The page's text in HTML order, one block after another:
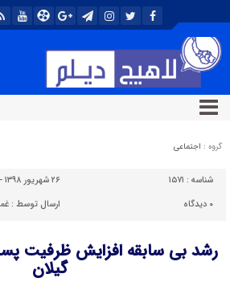
گروه : اجتماعی
شناسه : ۱۵۷۱
۲۶ شهریور ۱۳۹۸ - ۸:۱۴
۰ دیدگاه ارسال توسط :
رشد بی سابقه افزایش ظرفیت
گیلان